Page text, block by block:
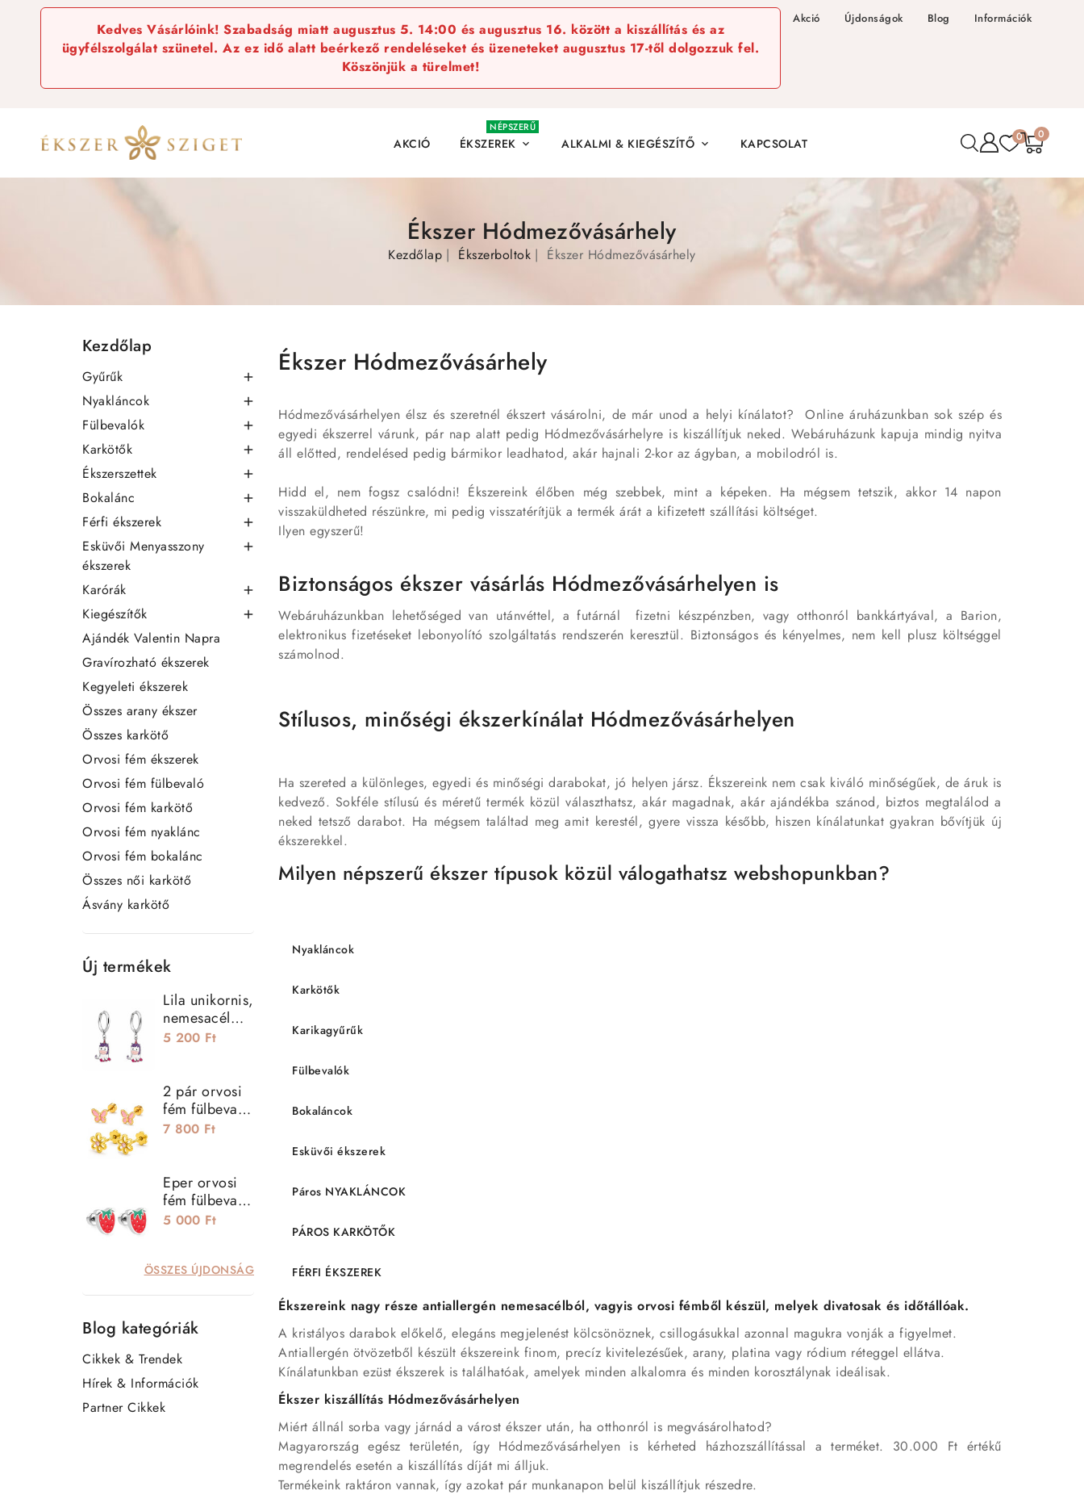
Kedves Vásárlóink! Szabadság miatt augusztus 5. 14:00 és augusztus 16. között a kiszállítás és az
ügyfélszolgálat szünetel. Az ez idő alatt beérkező rendeléseket és üzeneteket augusztus 17-től dolgozzuk fel.
Köszönjük a türelmet!
Akció Újdonságok Blog Információk
AKCIÓ ÉKSZEREK 
NÉPSZERŰ
ALKALMI & KIEGÉSZÍTŐ  KAPCSOLAT 0 0
Ékszer Hódmezővásárhely
Kezdőlap Ékszerboltok Ékszer Hódmezővásárhely
Kezdőlap
Gyűrűk 
Nyakláncok 
Fülbevalók 
Karkötők 
Ékszerszettek 
Bokalánc 
Férfi ékszerek 
Esküvői Menyasszony
ékszerek

Karórák 
Kiegészítők 
Ajándék Valentin Napra
Gravírozható ékszerek
Kegyeleti ékszerek
Összes arany ékszer
Összes karkötő
Orvosi fém ékszerek
Orvosi fém fülbevaló
Orvosi fém karkötő
Orvosi fém nyaklánc
Orvosi fém bokalánc
Összes női karkötő
Ásvány karkötő
Új termékek
Lila unikornis,
nemesacél
kislány
5 200 Ft
2 pár orvosi
fém fülbevaló
szett - virág és
7 800 Ft
Eper orvosi
fém fülbevaló,
csavaros
5 000 Ft
ÖSSZES ÚJDONSÁG
Blog kategóriák
Cikkek & Trendek
Hírek & Információk
Partner Cikkek
Ékszer Hódmezővásárhely
Hódmezővásárhelyen élsz és szeretnél ékszert vásárolni, de már unod a helyi kínálatot? Online áruházunkban sok szép és
egyedi ékszerrel várunk, pár nap alatt pedig Hódmezővásárhelyre is kiszállítjuk neked. Webáruházunk kapuja mindig nyitva
áll előtted, rendelésed pedig bármikor leadhatod, akár hajnali 2-kor az ágyban, a mobilodról is.
Hidd el, nem fogsz csalódni! Ékszereink élőben még szebbek, mint a képeken. Ha mégsem tetszik, akkor 14 napon
visszaküldheted részünkre, mi pedig visszatérítjük a termék árát a kifizetett szállítási költséget.
Ilyen egyszerű!
Biztonságos ékszer vásárlás Hódmezővásárhelyen is
Webáruházunkban lehetőséged van utánvéttel, a futárnál fizetni készpénzben, vagy otthonról bankkártyával, a Barion,
elektronikus fizetéseket lebonyolító szolgáltatás rendszerén keresztül. Biztonságos és kényelmes, nem kell plusz költséggel
számolnod.
Stílusos, minőségi ékszerkínálat Hódmezővásárhelyen
Ha szereted a különleges, egyedi és minőségi darabokat, jó helyen jársz. Ékszereink nem csak kiváló minőségűek, de áruk is
kedvező. Sokféle stílusú és méretű termék közül választhatsz, akár magadnak, akár ajándékba szánod, biztos megtalálod a
neked tetsző darabot. Ha mégsem találtad meg amit kerestél, gyere vissza később, hiszen kínálatunkat gyakran bővítjük új
ékszerekkel.
Milyen népszerű ékszer típusok közül válogathatsz webshopunkban?
Nyakláncok
Karkötők
Karikagyűrűk
Fülbevalók
Bokaláncok
Esküvői ékszerek
Páros NYAKLÁNCOK
PÁROS KARKÖTŐK
FÉRFI ÉKSZEREK
Ékszereink nagy része antiallergén nemesacélból, vagyis orvosi fémből készül, melyek divatosak és időtállóak.
A kristályos darabok előkelő, elegáns megjelenést kölcsönöznek, csillogásukkal azonnal magukra vonják a figyelmet.
Antiallergén ötvözetből készült ékszereink finom, precíz kivitelezésűek, arany, platina vagy ródium réteggel ellátva.
Kínálatunkban ezüst ékszerek is találhatóak, amelyek minden alkalomra és minden korosztálynak ideálisak.
Ékszer kiszállítás Hódmezővásárhelyen
Miért állnál sorba vagy járnád a várost ékszer után, ha otthonról is megvásárolhatod?
Magyarország egész területén, így Hódmezővásárhelyen is kérheted házhozszállítással a terméket. 30.000 Ft értékű
megrendelés esetén a kiszállítás díját mi álljuk.
Termékeink raktáron vannak, így azokat pár munkanapon belül kiszállítjuk részedre.